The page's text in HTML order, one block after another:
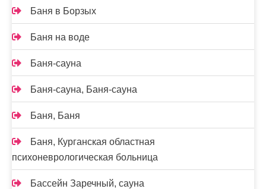
Баня в Борзых
Баня на воде
Баня-сауна
Баня-сауна, Баня-сауна
Баня, Баня
Баня, Курганская областная
психоневрологическая больница
Бассейн Заречный, сауна